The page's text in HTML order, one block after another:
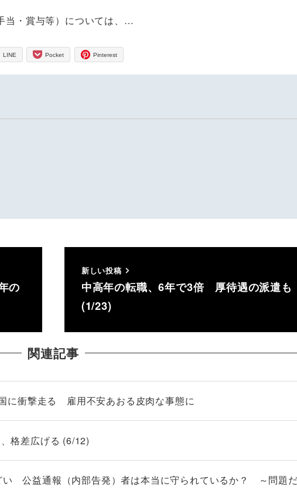
当・賞与等）については、…
LINE Pocket Pinterest
の
新しい投稿
中高年の転職、6年で3倍 厚待遇の派遣も
(1/23)
関連記事
に衝撃走る 雇用不安あおる皮肉な事態に
格差広げる (6/12)
公益通報（内部告発）者は本当に守られているか？ ～問題